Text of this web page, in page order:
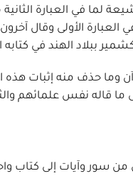
لما في العبارة
الأولى وقال
ببلاد الهند في
حذف منه إثبات هذه
قاله نفس علمائهم
من سور وآيات إلى كتاب